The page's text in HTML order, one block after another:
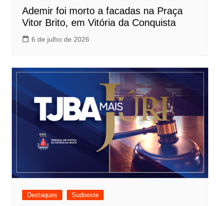
Ademir foi morto a facadas na Praça
Vitor Brito, em Vitória da Conquista
6 de julho de 2026
Destaques Sudoeste